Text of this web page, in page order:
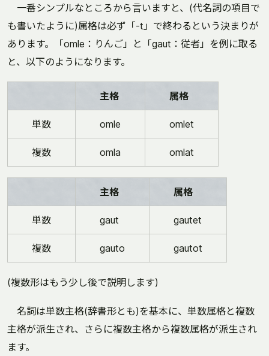
一番シンプルなところから言いますと、(代名詞の項目で
も書いたように)属格は必ず「-t」で終わるという決まりが
あります。「omle：りんご」と「gaut：従者」を例に取る
と、以下のようになります。
主格 属格
単数 omle omlet
複数 omla omlat
主格 属格
単数 gaut gautet
複数 gauto gautot
(複数形はもう少し後で説明します)
名詞は単数主格(辞書形とも)を基本に、単数属格と複数
主格が派生され、さらに複数主格から複数属格が派生され
ます。